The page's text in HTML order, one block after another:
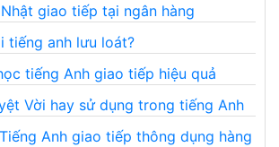
giao tiếp tại ngân hàng
tiếng anh lưu loát?
tiếng Anh giao tiếp hiệu quả
Vời hay sử dụng trong tiếng Anh
Anh giao tiếp thông dụng hàng